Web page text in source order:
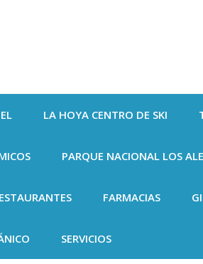
LA HOYA CENTRO DE SKI
PARQUE NACIONAL LOS
FARMACIAS
SERVICIOS